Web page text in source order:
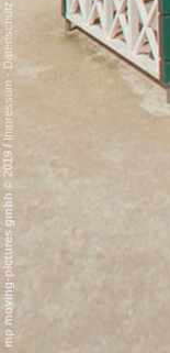
mp moving-pictures gmbh © 2019
/
Impressum
-
Datenschutz